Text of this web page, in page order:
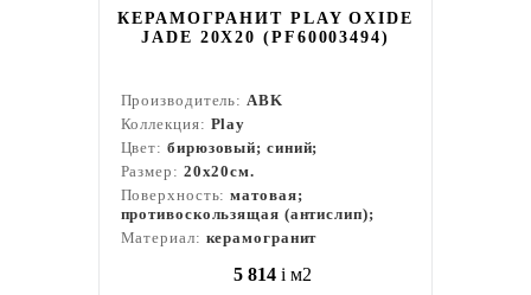
КЕРАМОГРАНИТ PLAY OXIDE
JADE 20X20 (PF60003494)
Производитель:ABK
Коллекция: Play
Цвет: бирюзовый; синий;
Размер: 20x20см.
Поверхность:матовая;
противоскользящая (антислип);
Материал: керамогранит
5 814 i м2